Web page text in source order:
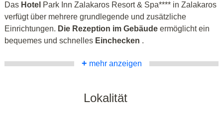
Das Hotel Park Inn Zalakaros Resort & Spa**** in Zalakaros
verfügt über mehrere grundlegende und zusätzliche
Einrichtungen. Die Rezeption im Gebäude ermöglicht ein
bequemes und schnelles Einchecken .
+ mehr anzeigen
Lokalität